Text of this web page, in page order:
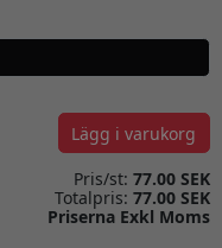
Lägg i varukorg
Pris/st: 77.00 SEK
Totalpris: 77.00 SEK
Priserna Exkl Moms